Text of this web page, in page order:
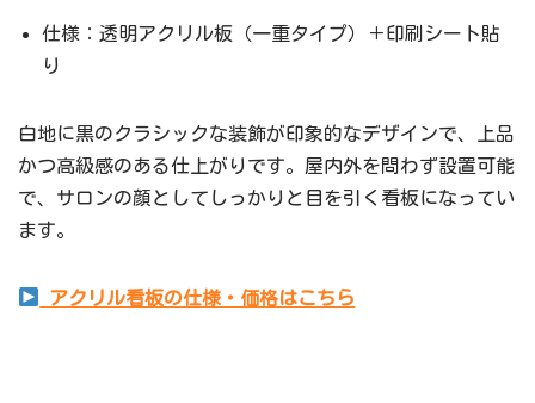
仕様：透明アクリル板（一重タイプ）＋印刷シート貼
り
白地に黒のクラシックな装飾が印象的なデザインで、上品
かつ高級感のある仕上がりです。屋内外を問わず設置可能
で、サロンの顔としてしっかりと目を引く看板になってい
ます。
アクリル看板の仕様・価格はこちら